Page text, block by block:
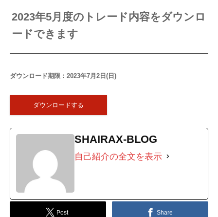
2023年5月度のトレード内容をダウンロ
ードできます
ダウンロード期限：2023年7月2日(日)
ダウンロードする
SHAIRAX-BLOG
自己紹介の全文を表示
Post Share